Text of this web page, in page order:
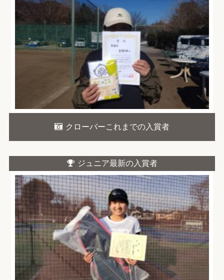
クローバーこれまでの入賞者
ジュニア最新の入賞者